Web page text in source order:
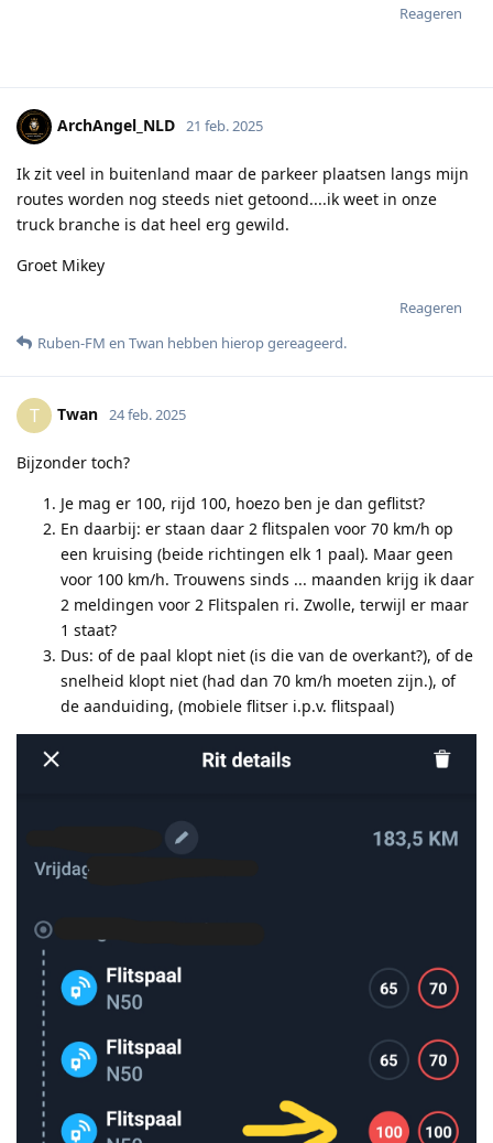
Reageren
ArchAngel_NLD 21 feb. 2025
Ik zit veel in buitenland maar de parkeer plaatsen langs mijn
routes worden nog steeds niet getoond....ik weet in onze
truck branche is dat heel erg gewild.
Groet Mikey
Reageren
Ruben-FM en Twan hebben hierop gereageerd.
T Twan 24 feb. 2025
Bijzonder toch?
Je mag er 100, rijd 100, hoezo ben je dan geflitst?
En daarbij: er staan daar 2 flitspalen voor 70 km/h op
een kruising (beide richtingen elk 1 paal). Maar geen
voor 100 km/h. Trouwens sinds ... maanden krijg ik daar
2 meldingen voor 2 Flitspalen ri. Zwolle, terwijl er maar
1 staat?
Dus: of de paal klopt niet (is die van de overkant?), of de
snelheid klopt niet (had dan 70 km/h moeten zijn.), of
de aanduiding, (mobiele flitser i.p.v. flitspaal)